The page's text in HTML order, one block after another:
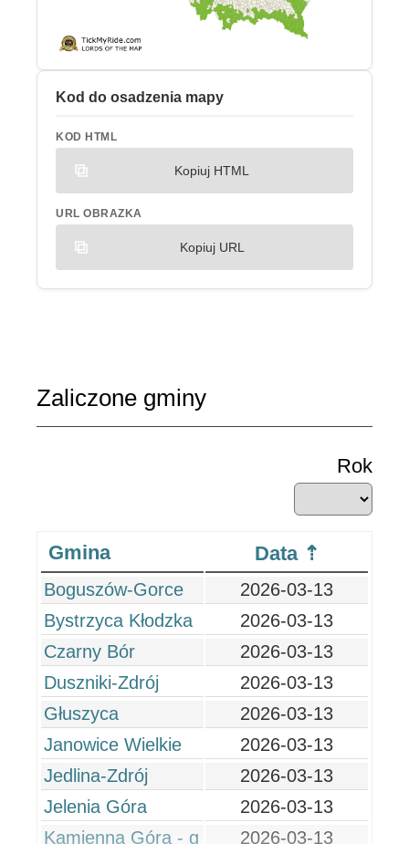
Kod do osadzenia mapy
KOD HTML
Kopiuj HTML
URL OBRAZKA
Kopiuj URL
Zaliczone gminy
Rok
Gmina Data
Boguszów-Gorce
2026-03-13
Bystrzyca Kłodzka
2026-03-13
Czarny Bór
2026-03-13
Duszniki-Zdrój
2026-03-13
Głuszyca
2026-03-13
Janowice Wielkie
2026-03-13
Jedlina-Zdrój
2026-03-13
Jelenia Góra
2026-03-13
Kamienna Góra - g
2026-03-13